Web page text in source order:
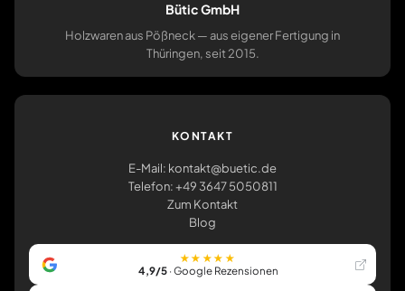
Bütic GmbH
Holzwaren aus Pößneck — aus eigener Fertigung in
Thüringen, seit 2015.
KONTAKT
E-Mail: kontakt@buetic.de
Telefon: +49 3647 5050811
Zum Kontakt
Blog
★★★★★
4,9/5· Google Rezensionen